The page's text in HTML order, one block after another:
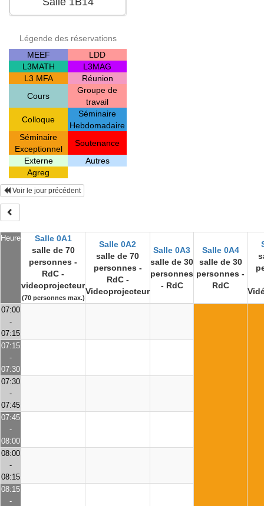
Légende des réservations
MEEF
LDD
L3MATH
L3MAG
L3 MFA
Réunion
Cours
Groupe de
travail
Colloque
Séminaire
Hebdomadaire
Séminaire
Exceptionnel
Soutenance
Externe
Autres
Agreg
Voir le jour précédent
Heure
Salle 0A1
salle de 70
personnes -
RdC -
videoprojecteur
(70 personnes max.)
Salle 0A2
salle de 70
personnes -
RdC -
Videoprojecteur
Salle 0A3
salle de 30
personnes
- RdC
Salle 0A4
salle de 30
personnes -
RdC
07:00
-
07:15
07:15
-
07:30
07:30
-
07:45
07:45
-
08:00
08:00
-
08:15
08:15
-